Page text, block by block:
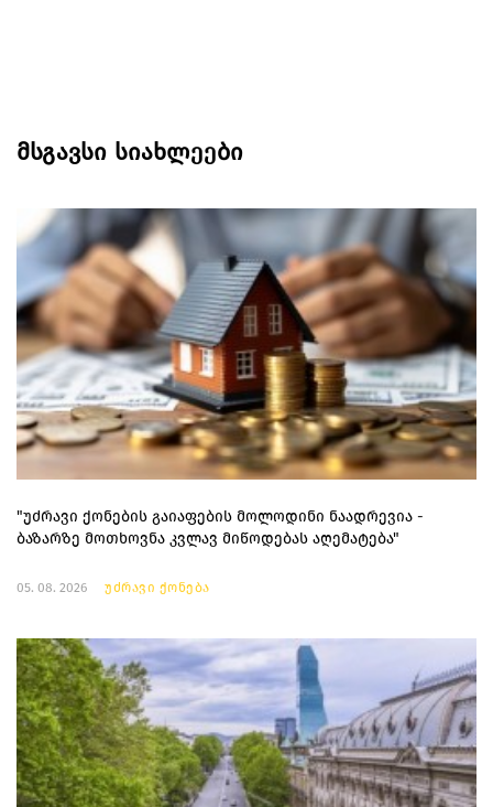
მსგავსი სიახლეები
"უძრავი ქონების გაიაფების მოლოდინი ნაადრევია -
ბაზარზე მოთხოვნა კვლავ მიწოდებას აღემატება"
05. 08. 2026 უძრავი ქონება